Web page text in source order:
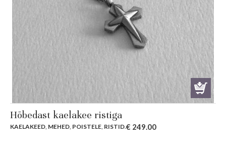
Hõbedast kaelakee ristiga
KAELAKEED, MEHED, POISTELE, RISTID.€ 249.00